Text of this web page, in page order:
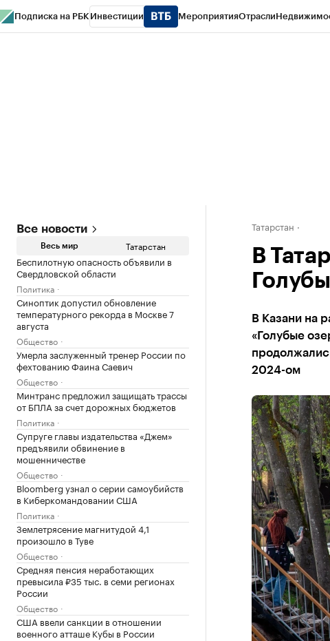
Подписка на РБК Инвестиции МероприятияОтрасли
Все новости
Весь мир Татарстан
Беспилотную опасность объявили в
Свердловской области
Политика
Синоптик допустил обновление
температурного рекорда в Москве 7
августа
Общество
Умерла заслуженный тренер России по
фехтованию Фаина Саевич
Общество
Минтранс предложил защищать трассы
от БПЛА за счет дорожных бюджетов
Политика
Супруге главы издательства «Джем»
предъявили обвинение в
мошенничестве
Общество
Bloomberg узнал о серии самоубийств
в Киберкомандовании США
Политика
Землетрясение магнитудой 4,1
произошло в Туве
Общество
Средняя пенсия неработающих
превысила ₽35 тыс. в семи регионах
России
Общество
США ввели санкции в отношении
военного атташе Кубы в России
Татарстан
В
В Казани на
«Голубые
2024-ом